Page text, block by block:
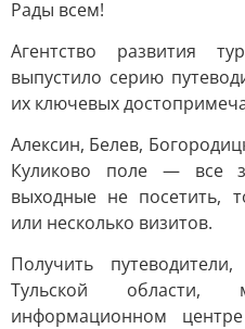
Рады всем!
Агентство развития
выпустило серию
их ключевых
Алексин, Белев,
Куликово поле — все
выходные не посетить,
или несколько визитов.
Получить
Тульской области,
информационном